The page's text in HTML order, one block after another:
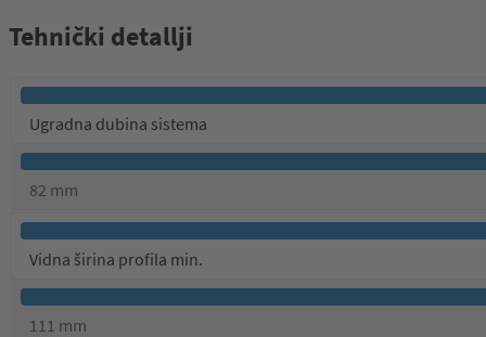
Tehnički detallji
Ugradna dubina sistema
82 mm
Vidna širina profila min.
111 mm